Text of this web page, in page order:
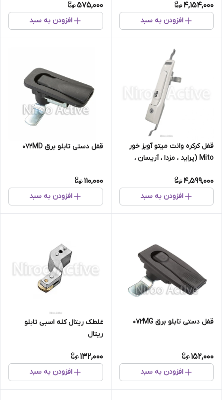
4,154,000
افزودن به سبد
575,000
افزودن به سبد
قفل کرکره وانت میتو آویز خور
Mito (پراید ، مزدا ، آریسان ،
4,599,000
افزودن به سبد
قفل دستی تابلو برق ۰۷۲MD
110,000
افزودن به سبد
قفل دستی تابلو برق ۰۷۲MG
152,000
افزودن به سبد
غلطک ریتال کله اسبی تابلو
ریتال
132,000
افزودن به سبد